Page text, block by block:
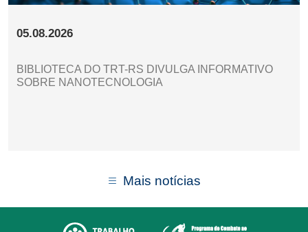
05.08.2026
BIBLIOTECA DO TRT-RS DIVULGA INFORMATIVO
SOBRE NANOTECNOLOGIA
Mais notícias